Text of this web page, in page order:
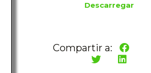
Descarregar
Compartir a: